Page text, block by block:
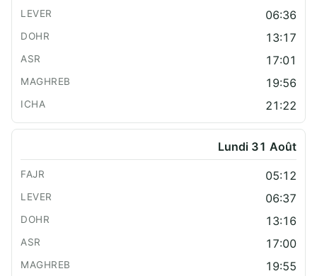
06:36
13:17
17:01
19:56
21:22
Lundi 31 Août
05:12
06:37
13:16
17:00
19:55